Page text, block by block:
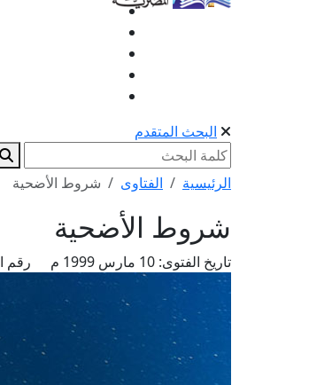
البحث المتقدم
الرئيسية الفتاوى شروط الأضحية
شروط الأضحية
تاريخ الفتوى: رقم